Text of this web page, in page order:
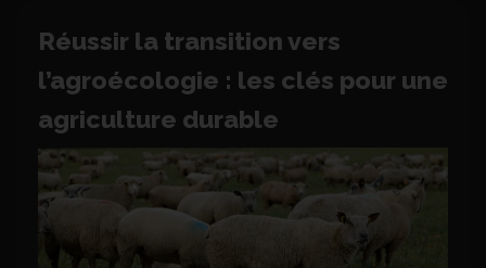
Réussir la transition vers
l’agroécologie : les clés pour une
agriculture durable